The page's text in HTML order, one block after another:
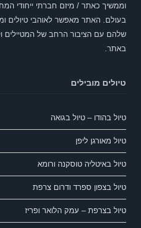
וממשיך כאתר / מיזם חברתי ייחודי
בעולם. האתר מאפשר לאוהבי טיולים
שלהם עם הציבור הרחב של המטיילים
באתר.
טיולים מובילים
טיול בהודו – טיול בגואה
טיול מאורגן ליפן
טיול באיטליה טוסקנה ורומא
טיול בצפון ספרד ודרום צרפת
טיול בצרפת – עמק הלואר ופריז